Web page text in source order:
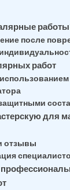
после
работ
для
отзывы